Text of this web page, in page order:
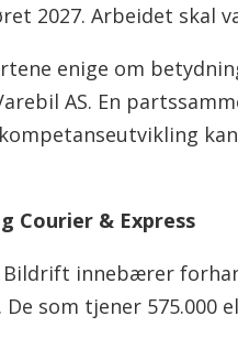
2027. Arbeidet skal
enige om
AS. En
Courier & Express
Bildrift innebærer
De som tjener